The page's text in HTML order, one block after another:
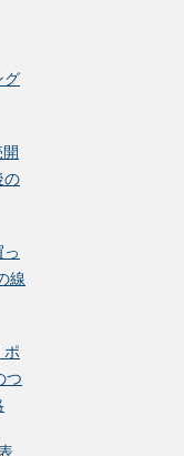
グ
の
線
ポ
つ